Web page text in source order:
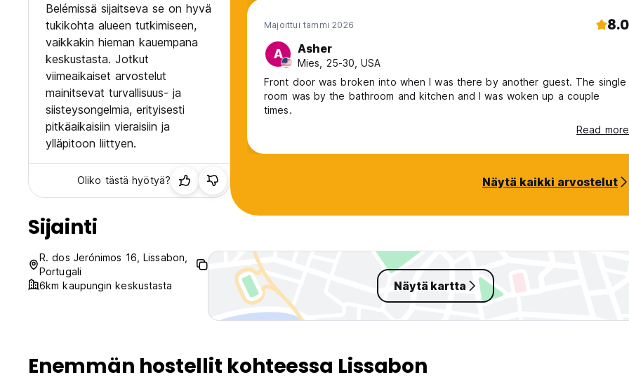
Belémissä sijaitseva se on hyvä
tukikohta alueen tutkimiseen,
vaikkakin hieman kauempana
keskustasta. Jotkut
viimeaikaiset arvostelut
mainitsevat turvallisuus- ja
siisteysongelmia, erityisesti
pitkäaikaisiin vieraisiin ja
ylläpitoon liittyen.
Oliko tästä hyötyä?
Majoittui tammi 2026 8.0
A Asher
Mies, 25-30, USA
Front door was broken into when I was there by another guest. The single
room was by the bathroom and kitchen and I was woken up a couple
times.
Read more
Näytä kaikki arvostelut
Sijainti
R. dos Jerónimos 16, Lissabon,
Portugali
6km kaupungin keskustasta
Näytä kartta
Enemmän hostellit kohteessa Lissabon